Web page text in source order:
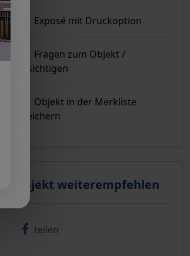
Exposé mit Druckoption
Fragen zum Objekt /
Besichtigen
Objekt in der Merkliste
speichern
Objekt weiterempfehlen
teilen